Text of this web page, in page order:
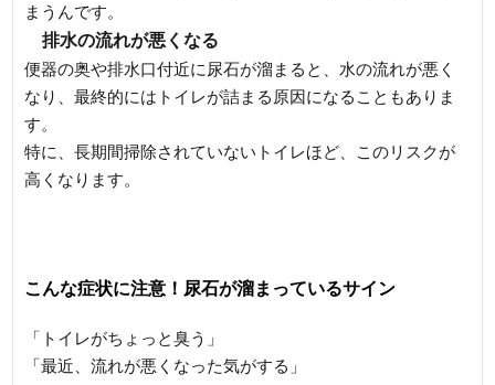
まうんです。
排水の流れが悪くなる
便器の奥や排水口付近に尿石が溜まると、水の流れが悪く
なり、最終的にはトイレが詰まる原因になることもありま
す。
特に、長期間掃除されていないトイレほど、このリスクが
高くなります。
こんな症状に注意！尿石が溜まっているサイン
「トイレがちょっと臭う」
「最近、流れが悪くなった気がする」